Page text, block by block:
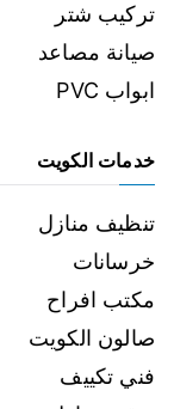
تركيب شتر
صيانة مصاعد
ابواب PVC
خدمات الكويت
تنظيف منازل
خرسانات
مكتب افراح
صالون الكويت
فني تكييف